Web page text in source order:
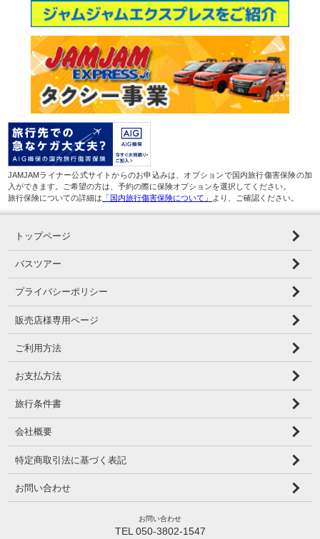
JAMJAMライナー公式サイトからのお申込みは、オプションで国内旅行傷害保険の加
入ができます。ご希望の方は、予約の際に保険オプションを選択してください。
旅行保険についての詳細は 「国内旅行傷害保険について」 より、ご確認ください。
トップページ
バスツアー
プライバシーポリシー
販売店様専用ページ
ご利用方法
お支払方法
旅行条件書
会社概要
特定商取引法に基づく表記
お問い合わせ
お問い合わせ
TEL 050-3802-1547